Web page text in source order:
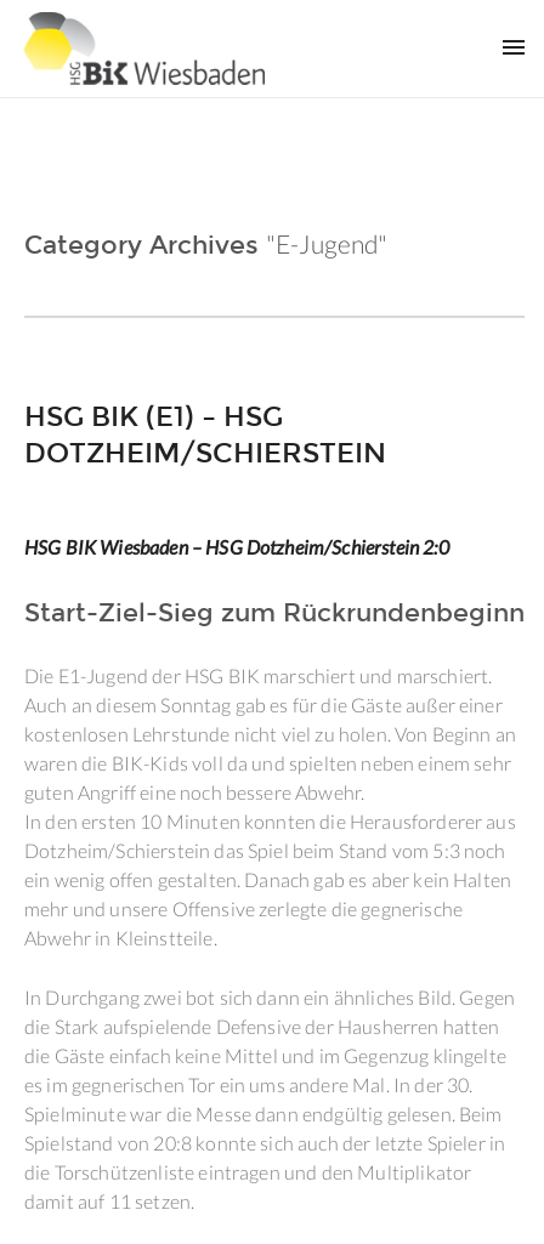
Category Archives "E-Jugend"
HSG BIK (E1) – HSG
DOTZHEIM/SCHIERSTEIN
HSG BIK Wiesbaden – HSG Dotzheim/Schierstein 2:0
Start-Ziel-Sieg zum Rückrundenbeginn
Die E1-Jugend der HSG BIK marschiert und marschiert.
Auch an diesem Sonntag gab es für die Gäste außer einer
kostenlosen Lehrstunde nicht viel zu holen. Von Beginn an
waren die BIK-Kids voll da und spielten neben einem sehr
guten Angriff eine noch bessere Abwehr.
In den ersten 10 Minuten konnten die Herausforderer aus
Dotzheim/Schierstein das Spiel beim Stand vom 5:3 noch
ein wenig offen gestalten. Danach gab es aber kein Halten
mehr und unsere Offensive zerlegte die gegnerische
Abwehr in Kleinstteile.
In Durchgang zwei bot sich dann ein ähnliches Bild. Gegen
die Stark aufspielende Defensive der Hausherren hatten
die Gäste einfach keine Mittel und im Gegenzug klingelte
es im gegnerischen Tor ein ums andere Mal. In der 30.
Spielminute war die Messe dann endgültig gelesen. Beim
Spielstand von 20:8 konnte sich auch der letzte Spieler in
die Torschützenliste eintragen und den Multiplikator
damit auf 11 setzen.